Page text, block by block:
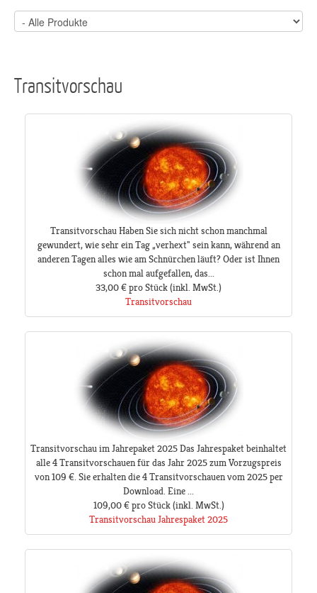
Transitvorschau
Transitvorschau Haben Sie sich nicht schon manchmal
gewundert, wie sehr ein Tag „verhext" sein kann, während an
anderen Tagen alles wie am Schnürchen läuft? Oder ist Ihnen
schon mal aufgefallen, das...
33,00 €pro Stück(inkl. MwSt.)
Transitvorschau
Transitvorschau im Jahrepaket 2025 Das Jahrespaket beinhaltet
alle 4 Transitvorschauen für das Jahr 2025 zum Vorzugspreis
von 109 €. Sie erhalten die 4 Transitvorschauen vom 2025 per
Download. Eine ...
109,00 € pro Stück(inkl. MwSt.)
Transitvorschau Jahrespaket 2025